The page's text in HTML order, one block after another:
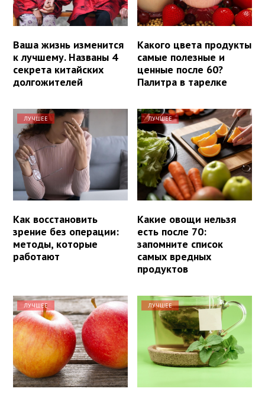
Ваша жизнь изменится
к лучшему. Названы 4
секрета китайских
долгожителей
Какого цвета продукты
самые полезные и
ценные после 60?
Палитра в тарелке
ЛУЧШЕЕ
Как восстановить
зрение без операции:
методы, которые
работают
ЛУЧШЕЕ
Какие овощи нельзя
есть после 70:
запомните список
самых вредных
продуктов
ЛУЧШЕЕ ЛУЧШЕЕ